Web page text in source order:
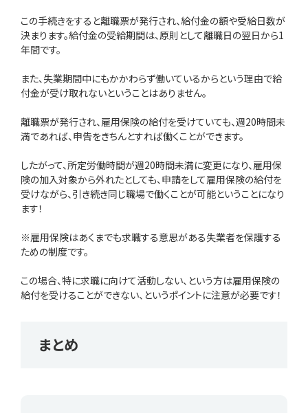
この手続きをすると離職票が発行され、給付金の額や受給日数が
決まります。給付金の受給期間は、原則として離職日の翌日から1
年間です。
また、失業期間中にもかかわらず働いているからという理由で給
付金が受け取れないということはありません。
離職票が発行され、雇用保険の給付を受けていても、週20時間未
満であれば、申告をきちんとすれば働くことができます。
したがって、所定労働時間が週20時間未満に変更になり、雇用保
険の加入対象から外れたとしても、申請をして雇用保険の給付を
受けながら、引き続き同じ職場で働くことが可能ということになり
ます！
※雇用保険はあくまでも求職する意思がある失業者を保護する
ための制度です。
この場合、特に求職に向けて活動しない、という方は雇用保険の
給付を受けることができない、というポイントに注意が必要です！
まとめ